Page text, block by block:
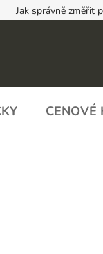
Jak správně změřit
CENOVÉ